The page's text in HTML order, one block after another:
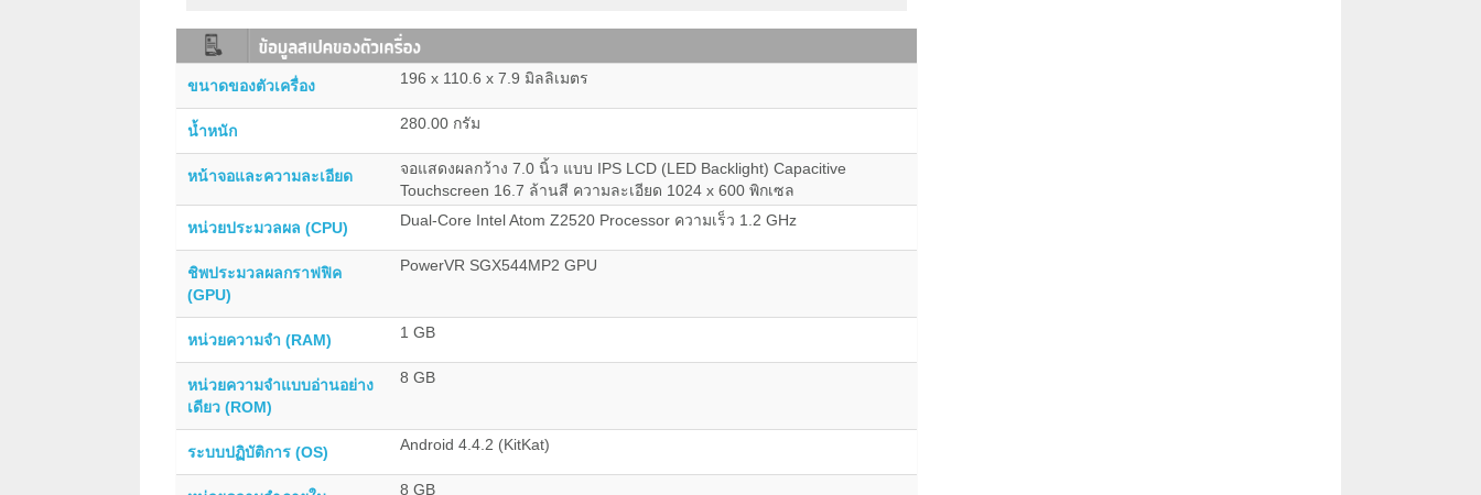
ขนาดของตัวเครื่อง 196 x 110.6 x 7.9 มิลลิเมตร
น้ำหนัก 280.00 กรัม
หน้าจอและความละเอียด
จอแสดงผลกว้าง 7.0 นิ้ว แบบ IPS LCD (LED Backlight) Capacitive
Touchscreen 16.7 ล้านสี ความละเอียด 1024 x 600 พิกเซล
หน่วยประมวลผล (CPU) Dual-Core Intel Atom Z2520 Processor ความเร็ว 1.2 GHz
ชิพประมวลผลกราฟฟิค
(GPU)
PowerVR SGX544MP2 GPU
หน่วยความจำ (RAM) 1 GB
หน่วยความจำแบบอ่านอย่าง
เดียว (ROM)
8 GB
ระบบปฏิบัติการ (OS) Android 4.4.2 (KitKat)
8 GB